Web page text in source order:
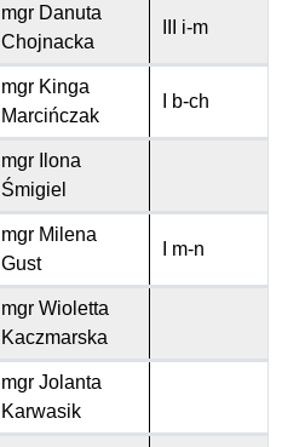
mgr Danuta
Chojnacka
III i-m
mgr Kinga
Marcińczak
I b-ch
mgr Ilona
Śmigiel
mgr Milena
Gust
I m-n
mgr Wioletta
Kaczmarska
mgr Jolanta
Karwasik